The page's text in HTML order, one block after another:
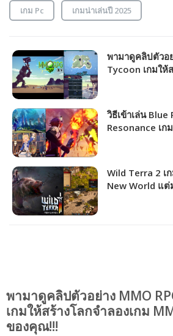
เกม Pc เกมน่าเล่นปี 2025
พามาดูคลิปตัวอ
Tycoon เกมให้
วิธีเข้าเล่น
Resonance เก
Wild Terra 2 เ
New World แ
พามาดูคลิปตัวอย่าง MMO
เกมให้สร้างโลกจำลองเกม
ของคุณ!!!